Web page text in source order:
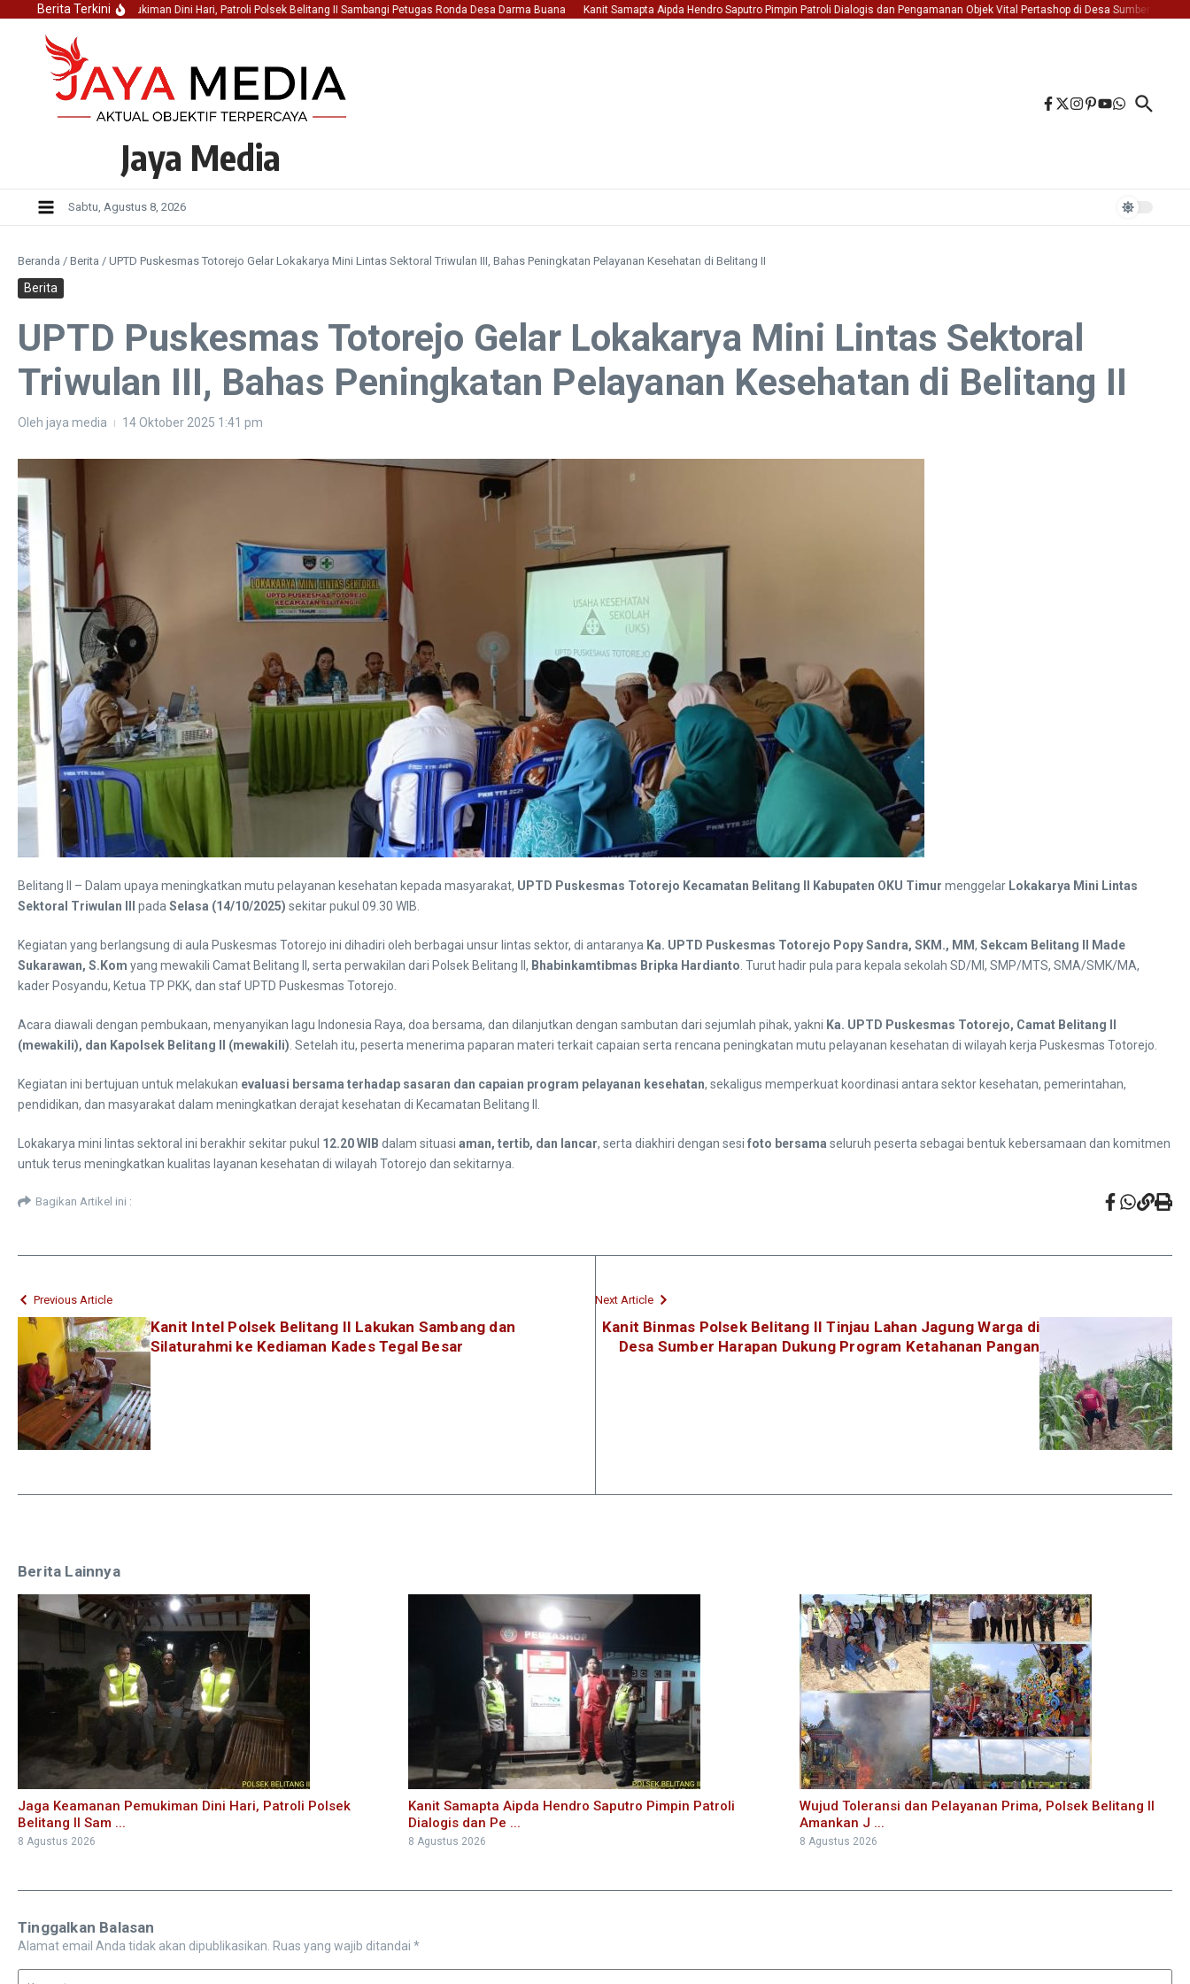
Lewati ke konten
Berita Terkini
Jaga Keamanan Pemukiman Dini Hari, Patroli Polsek Belitang II Sambangi Petugas Ronda Desa Darma Buana Kanit Samapta Aipda Hendro Saputro Pimpin Patroli Dialogis dan Pengamanan Objek Vital Pertashop di Desa Sumber Jaya Kec.
Jaya Media
Sabtu, Agustus 8, 2026
Beranda / Berita / UPTD Puskesmas Totorejo Gelar Lokakarya Mini Lintas Sektoral Triwulan III, Bahas Peningkatan Pelayanan Kesehatan di Belitang II
Berita
UPTD Puskesmas Totorejo Gelar Lokakarya Mini Lintas Sektoral
Triwulan III, Bahas Peningkatan Pelayanan Kesehatan di Belitang II
Oleh jaya media 14 Oktober 2025 1:41 pm
Belitang II – Dalam upaya meningkatkan mutu pelayanan kesehatan kepada masyarakat, UPTD Puskesmas Totorejo Kecamatan Belitang II Kabupaten OKU Timur menggelar Lokakarya Mini Lintas
Sektoral Triwulan III
pada Selasa (14/10/2025) sekitar pukul 09.30 WIB.
Kegiatan yang berlangsung di aula Puskesmas Totorejo ini dihadiri oleh berbagai unsur lintas sektor, di antaranya Ka. UPTD Puskesmas Totorejo Popy Sandra, SKM., MM, Sekcam Belitang II Made
Sukarawan, S.Kom yang mewakili Camat Belitang II, serta perwakilan dari Polsek Belitang II, Bhabinkamtibmas Bripka Hardianto . Turut hadir pula para kepala sekolah SD/MI, SMP/MTS, SMA/SMK/MA,
kader Posyandu, Ketua TP PKK, dan staf UPTD Puskesmas Totorejo.
Acara diawali dengan pembukaan, menyanyikan lagu Indonesia Raya, doa bersama, dan dilanjutkan dengan sambutan dari sejumlah pihak, yakni Ka. UPTD Puskesmas Totorejo, Camat Belitang II
(mewakili), dan Kapolsek Belitang II (mewakili) . Setelah itu, peserta menerima paparan materi terkait capaian serta rencana peningkatan mutu pelayanan kesehatan di wilayah kerja Puskesmas Totorejo.
Kegiatan ini bertujuan untuk melakukan evaluasi bersama terhadap sasaran dan capaian program pelayanan kesehatan, sekaligus memperkuat koordinasi antara sektor kesehatan, pemerintahan,
pendidikan, dan masyarakat dalam meningkatkan derajat kesehatan di Kecamatan Belitang II.
Lokakarya mini lintas sektoral ini berakhir sekitar pukul 12.20 WIB dalam situasi aman, tertib, dan lancar, serta diakhiri dengan sesi foto bersama seluruh peserta sebagai bentuk kebersamaan dan komitmen
untuk terus meningkatkan kualitas layanan kesehatan di wilayah Totorejo dan sekitarnya.
Bagikan Artikel ini :
Previous Article
Kanit Intel Polsek Belitang II Lakukan Sambang dan
Silaturahmi ke Kediaman Kades Tegal Besar
Next Article
Kanit Binmas Polsek Belitang II Tinjau Lahan Jagung Warga di
Desa Sumber Harapan Dukung Program Ketahanan Pangan
Berita Lainnya
Jaga Keamanan Pemukiman Dini Hari, Patroli Polsek
Belitang II Sam ...
8 Agustus 2026
Kanit Samapta Aipda Hendro Saputro Pimpin Patroli
Dialogis dan Pe ...
8 Agustus 2026
Wujud Toleransi dan Pelayanan Prima, Polsek Belitang II
Amankan J ...
8 Agustus 2026
Tinggalkan Balasan
Alamat email Anda tidak akan dipublikasikan. Ruas yang wajib ditandai *